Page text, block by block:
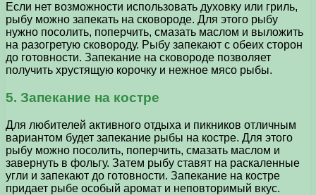
Если нет возможности использовать духовку или гриль,
рыбу можно запекать на сковороде. Для этого рыбу
нужно посолить, поперчить, смазать маслом и выложить
на разогретую сковороду. Рыбу запекают с обеих сторон
до готовности. Запекание на сковороде позволяет
получить хрустящую корочку и нежное мясо рыбы.
5. Запекание на костре
Для любителей активного отдыха и пикников отличным
вариантом будет запекание рыбы на костре. Для этого
рыбу можно посолить, поперчить, смазать маслом и
завернуть в фольгу. Затем рыбу ставят на раскаленные
угли и запекают до готовности. Запекание на костре
придает рыбе особый аромат и неповторимый вкус.